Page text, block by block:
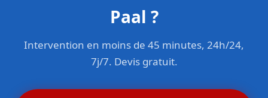
Paal ?
Intervention en moins de 45 minutes, 24h/24,
7j/7. Devis gratuit.